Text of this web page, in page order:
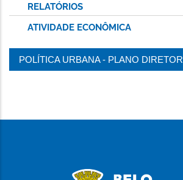
RELATÓRIOS
ATIVIDADE ECONÔMICA
POLÍTICA URBANA - PLANO DIRETOR